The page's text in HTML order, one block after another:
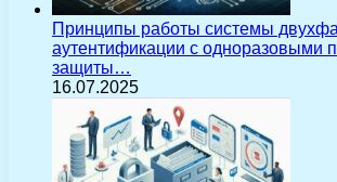
Принципы работы системы
аутентификации с одноразовыми
защиты…
16.07.2025